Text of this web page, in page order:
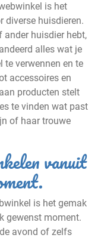
is het
diverse huisdieren.
ander huisdier hebt,
alles wat je
te verwennen en te
accessoires en
producten stelt
te vinden wat past
of haar trouwe
vanuit
is het gemak
gewenst moment.
avond of zelfs